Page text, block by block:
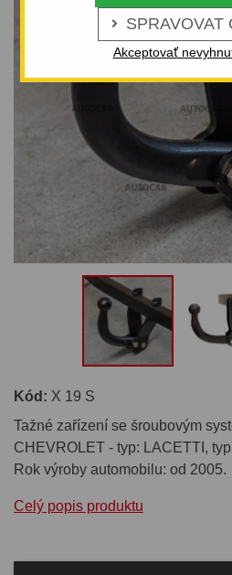
 SPRAVOVAT
Akceptovať
Kód: X 19 S
Tažné zařízení se šroubovým
CHEVROLET - typ: LACETTI,
Rok výroby automobilu: od 2005.
Celý popis produktu